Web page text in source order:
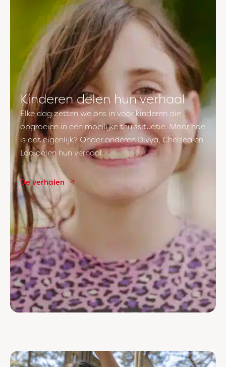
Kinderen delen hun verhaal
Elke dag zetten we ons in voor kinderen die
opgroeien in een moeilijke thuissituatie. Maar hoe
is dat eigenlijk? Onder anderen Divya, Chelsea en
Loa delen hun verhaal.
De verhalen